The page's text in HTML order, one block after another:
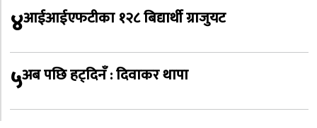
४आईआईएफटीका १२८ बिद्यार्थी ग्राजुयट
५अब पछि हट्दिनँ : दिवाकर थापा